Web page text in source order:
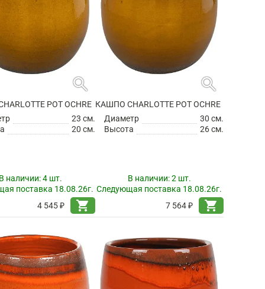
search
POT OCHRE
23 см.
20 см.
наличии:4 шт.
поставка 18.08.26г.
4 545 ₽
shopping_cart
search
КАШПО CHARLOTTE POT OCHRE
Диаметр
30 см.
Высота
26 см.
В наличии:2 шт.
Следующая поставка 18.08.26г.
7 564 ₽
shopping_cart